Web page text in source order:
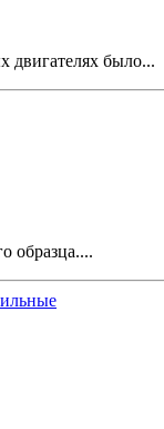
двигателях было...
образца....